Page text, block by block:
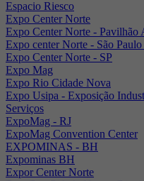
Espacio Riesco
Expo Center Norte
Expo Center Norte - Pavilhão
Expo center Norte - São Paulo
Expo Center Norte - SP
Expo Mag
Expo Rio Cidade Nova
Expo Usipa - Exposição
Serviços
ExpoMag - RJ
ExpoMag Convention Center
EXPOMINAS - BH
Expominas BH
Expor Center Norte